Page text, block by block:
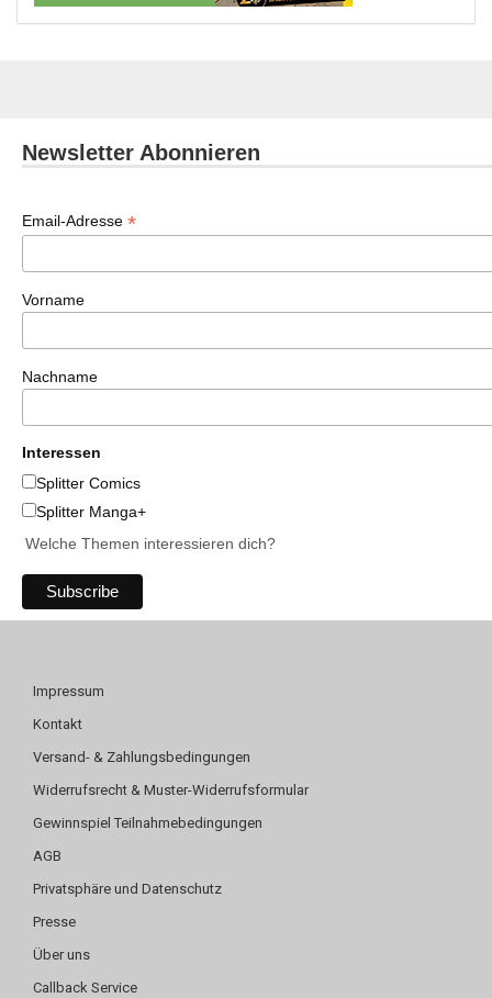
Newsletter Abonnieren
Email-Adresse *
Vorname
Nachname
Interessen
Splitter Comics
Splitter Manga+
Welche Themen interessieren dich?
Impressum
Kontakt
Versand- & Zahlungsbedingungen
Widerrufsrecht & Muster-Widerrufsformular
Gewinnspiel Teilnahmebedingungen
AGB
Privatsphäre und Datenschutz
Presse
Über uns
Callback Service